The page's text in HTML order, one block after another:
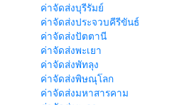
ค่าจัดส่งบุรีรัมย์
ค่าจัดส่งประจวบคีรีขันธ์
ค่าจัดส่งปัตตานี
ค่าจัดส่งพะเยา
ค่าจัดส่งพัทลุง
ค่าจัดส่งพิษณุโลก
ค่าจัดส่งมหาสารคาม